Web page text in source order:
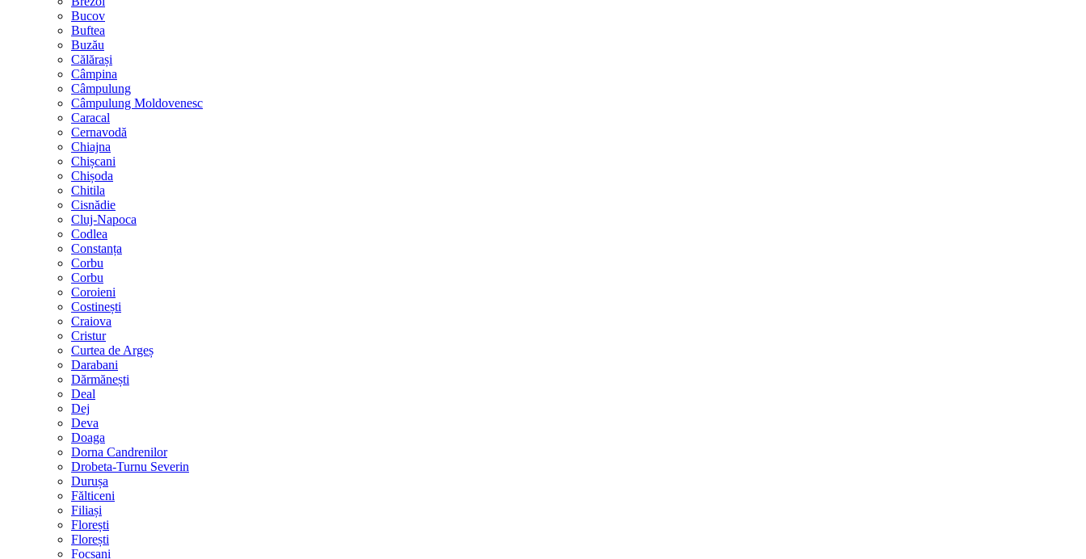
Bucov
Buftea
Buzău
Călărași
Câmpina
Câmpulung
Câmpulung Moldovenesc
Caracal
Cernavodă
Chiajna
Chișcani
Chișoda
Chitila
Cisnădie
Cluj-Napoca
Codlea
Constanța
Corbu
Corbu
Coroieni
Costinești
Craiova
Cristur
Curtea de Argeș
Darabani
Dărmănești
Deal
Dej
Deva
Doaga
Dorna Candrenilor
Drobeta-Turnu Severin
Durușa
Fălticeni
Filiași
Florești
Florești
Focșani